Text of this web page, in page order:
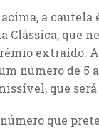
a cautela
Clássica, que
extraído.
número de 5
que será
que